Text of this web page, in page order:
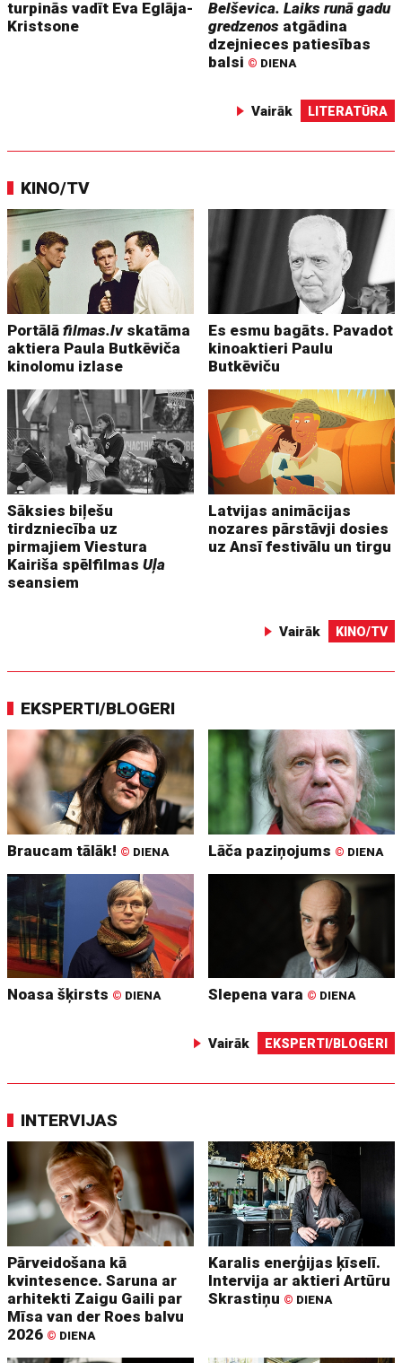
turpinās vadīt Eva Eglāja-
Kristsone
Belševica. Laiks runā gadu
gredzenos atgādina
dzejnieces patiesības
balsi © DIENA
Vairāk LITERATŪRA
KINO/TV
Portālāfilmas.lv skatāma
aktiera Paula Butkēviča
kinolomu izlase
Es esmu bagāts. Pavadot
kinoaktieri Paulu
Butkēviču
Sāksies biļešu
tirdzniecība uz
pirmajiem Viestura
Kairiša spēlfilmasUļa
seansiem
Latvijas animācijas
nozares pārstāvji dosies
uz Ansī festivālu un tirgu
Vairāk KINO/TV
EKSPERTI/BLOGERI
Braucam tālāk! © DIENA Lāča paziņojums © DIENA
Noasa šķirsts © DIENA Slepena vara © DIENA
Vairāk EKSPERTI/BLOGERI
INTERVIJAS
Pārveidošana kā
kvintesence. Saruna ar
arhitekti Zaigu Gaili par
Mīsa van der Roes balvu
2026 © DIENA
Karalis enerģijas ķīselī.
Intervija ar aktieri Artūru
Skrastiņu © DIENA